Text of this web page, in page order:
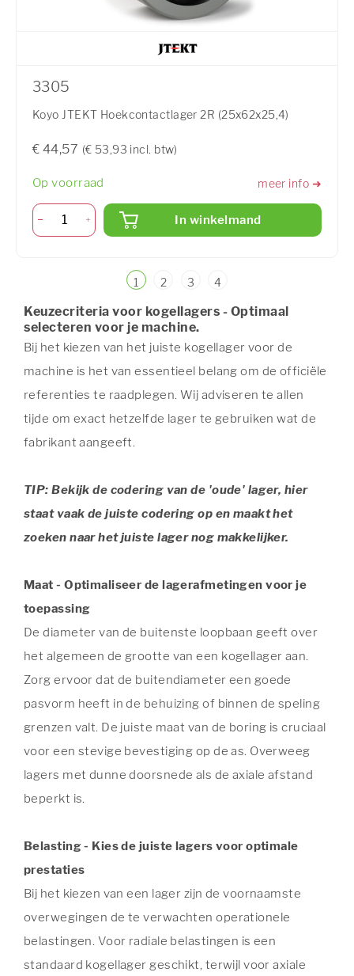
3305
Koyo JTEKT Hoekcontactlager 2R (25x62x25,4)
€ 44,57 (€ 53,93 incl. btw)
Op voorraad meer info ➜
In winkelmand
1 2 3 4
Keuzecriteria voor kogellagers - Optimaal
selecteren voor je machine.
Bij het kiezen van het juiste kogellager voor de
machine is het van essentieel belang om de officiële
referenties te raadplegen. Wij adviseren te allen
tijde om exact hetzelfde lager te gebruiken wat de
fabrikant aangeeft.
TIP: Bekijk de codering van de 'oude' lager, hier
staat vaak de juiste codering op en maakt het
zoeken naar het juiste lager nog makkelijker.
Maat - Optimaliseer de lagerafmetingen voor je
toepassing
De diameter van de buitenste loopbaan geeft over
het algemeen de grootte van een kogellager aan.
Zorg ervoor dat de buitendiameter een goede
pasvorm heeft in de behuizing of binnen de speling
grenzen valt. De juiste maat van de boring is cruciaal
voor een stevige bevestiging op de as. Overweeg
lagers met dunne doorsnede als de axiale afstand
beperkt is.
Belasting - Kies de juiste lagers voor optimale
prestaties
Bij het kiezen van een lager zijn de voornaamste
overwegingen de te verwachten operationele
belastingen. Voor radiale belastingen is een
standaard kogellager geschikt, terwijl voor axiale